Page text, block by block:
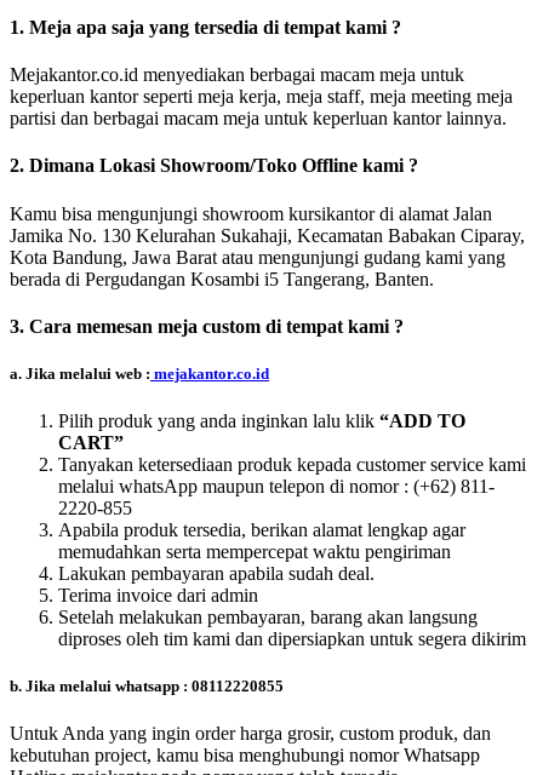
1. Meja apa saja yang tersedia di tempat kami ?
Mejakantor.co.id menyediakan berbagai macam meja untuk
keperluan kantor seperti meja kerja, meja staff, meja meeting meja
partisi dan berbagai macam meja untuk keperluan kantor lainnya.
2. Dimana Lokasi Showroom/Toko Offline kami ?
Kamu bisa mengunjungi showroom kursikantor di alamat Jalan
Jamika No. 130 Kelurahan Sukahaji, Kecamatan Babakan Ciparay,
Kota Bandung, Jawa Barat atau mengunjungi gudang kami yang
berada di Pergudangan Kosambi i5 Tangerang, Banten.
3. Cara memesan meja custom di tempat kami ?
a. Jika melalui web : mejakantor.co.id
Pilih produk yang anda inginkan lalu klik “ADD TO
CART”
Tanyakan ketersediaan produk kepada customer service kami
melalui whatsApp maupun telepon di nomor : (+62) 811-
2220-855
Apabila produk tersedia, berikan alamat lengkap agar
memudahkan serta mempercepat waktu pengiriman
Lakukan pembayaran apabila sudah deal.
Terima invoice dari admin
Setelah melakukan pembayaran, barang akan langsung
diproses oleh tim kami dan dipersiapkan untuk segera dikirim
b. Jika melalui whatsapp : 08112220855
Untuk Anda yang ingin order harga grosir, custom produk, dan
kebutuhan project, kamu bisa menghubungi nomor Whatsapp